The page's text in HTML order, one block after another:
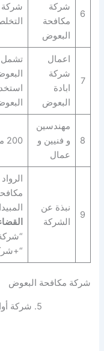
6
شركة
مكافحة
البعوض
شركة
7
اعمال
شركة
ابادة
البعوض
تشمل
8
مهندسين
و فنيين و
عمال
200 مهندس و فني و عامل
9
نبذة عن
الشركة
شركة مكافحة البعوض
5. شركة أوامرك الالمانية لابادة البعوض